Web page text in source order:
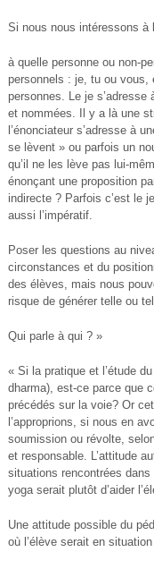
Si nous nous intéressons à
à quelle personne ou non-
personnels : je, tu ou vous,
personnes. Le je
et nommées. Il y a là une
l’énonciateur s’adresse à
se lèvent » ou parfois un
qu’il ne les lève pas lui-
énonçant une proposition
indirecte ? Parfois c’est le
aussi l’impératif.
Poser les questions au
circonstances et du
des élèves, mais nous
risque de générer telle ou
Qui parle à qui ? »
« Si la pratique et l’étude
dharma), est-ce parce que
précédés sur la voie? Or
l’approprions, si nous en
soumission ou révolte,
et responsable. L’attitude
situations rencontrées dans
yoga serait plutôt d’aider
Une attitude possible du
où l’élève serait en